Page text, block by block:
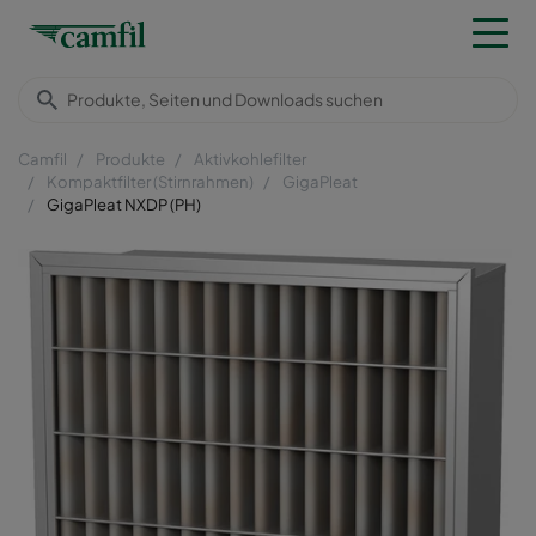
Camfil Produkte
Aktivkohlefilter
Kompaktfilter (Stirnrahmen)
GigaPleat
GigaPleat NXDP (PH)